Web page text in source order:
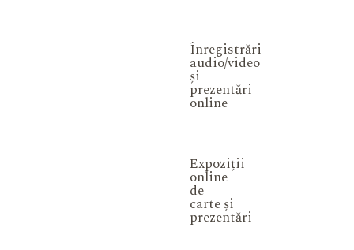
Înregistrări
audio/video
și
prezentări
online
Expoziții
online
de
carte și
prezentări